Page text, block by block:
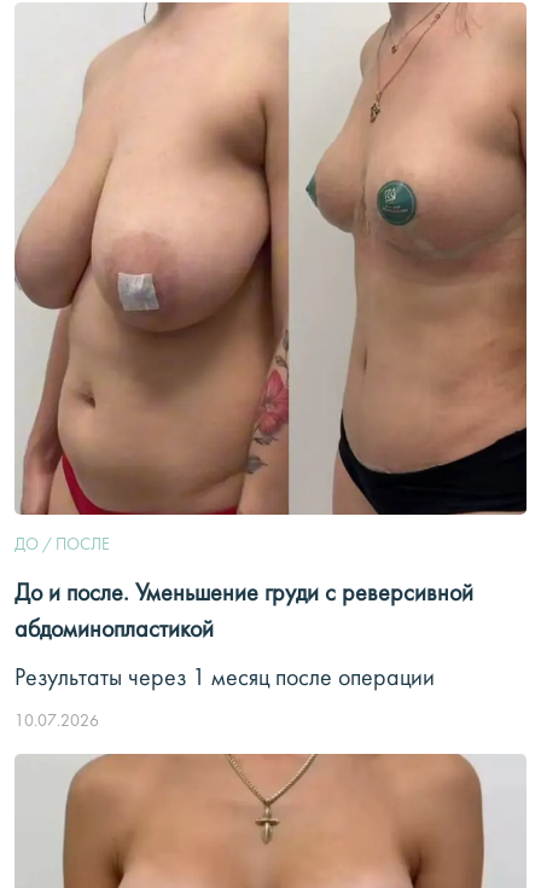
ДО / ПОСЛЕ
До и после. Уменьшение груди с реверсивной
абдоминопластикой
Результаты через 1 месяц после операции
10.07.2026